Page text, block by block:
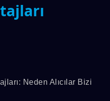
Neden Alıcılar Bizi